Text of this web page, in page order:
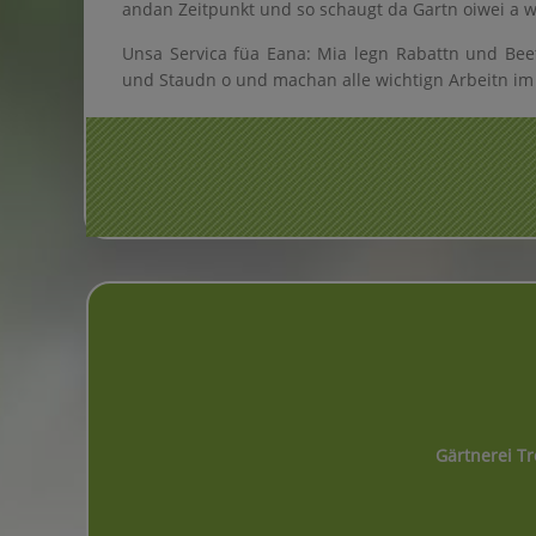
andan Zeitpunkt und so schaugt da Gartn oiwei a
Unsa Servica füa Eana: Mia legn Rabattn und
und Staudn o und machan alle wichtign Arbeitn
Gärtnerei